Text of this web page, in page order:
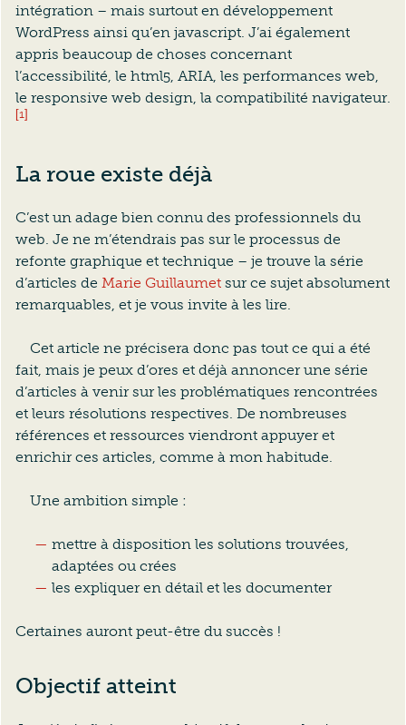
intégration – mais surtout en développement
WordPress ainsi qu’en javascript. J’ai également
appris beaucoup de choses concernant
l’accessibilité, le html5, ARIA, les performances web,
le responsive web design, la compatibilité navigateur.
[1]
La roue existe déjà
C’est un adage bien connu des professionnels du
web. Je ne m’étendrais pas sur le processus de
refonte graphique et technique – je trouve la série
d’articles de Marie Guillaumet sur ce sujet absolument
remarquables, et je vous invite à les lire.
Cet article ne précisera donc pas tout ce qui a été
fait, mais je peux d’ores et déjà annoncer une série
d’articles à venir sur les problématiques rencontrées
et leurs résolutions respectives. De nombreuses
références et ressources viendront appuyer et
enrichir ces articles, comme à mon habitude.
Une ambition simple :
mettre à disposition les solutions trouvées,
adaptées ou crées
les expliquer en détail et les documenter
Certaines auront peut-être du succès !
Objectif atteint